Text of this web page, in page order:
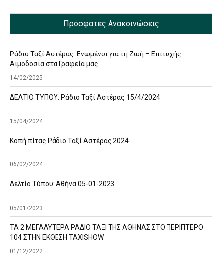
Πρόσφατες Ανακοινώσεις
Ράδιο Ταξί Αστέρας: Ενωμένοι για τη Ζωή – Επιτυχής
Αιμοδοσία στα Γραφεία μας
14/02/2025
ΔΕΛΤΙΟ ΤΥΠΟΥ: Ράδιο Ταξί Αστέρας 15/4/2024
15/04/2024
Κοπή πίτας Ράδιο Ταξί Αστέρας 2024
06/02/2024
Δελτίο Τύπου: Αθήνα 05-01-2023
05/01/2023
ΤΑ 2 ΜΕΓΑΛΥΤΕΡΑ ΡΑΔΙΟ ΤΑΞΙ ΤΗΣ ΑΘΗΝΑΣ ΣΤΟ ΠΕΡΙΠΤΕΡΟ
104 ΣΤΗΝ ΕΚΘΕΣΗ TAXISHOW
01/12/2022